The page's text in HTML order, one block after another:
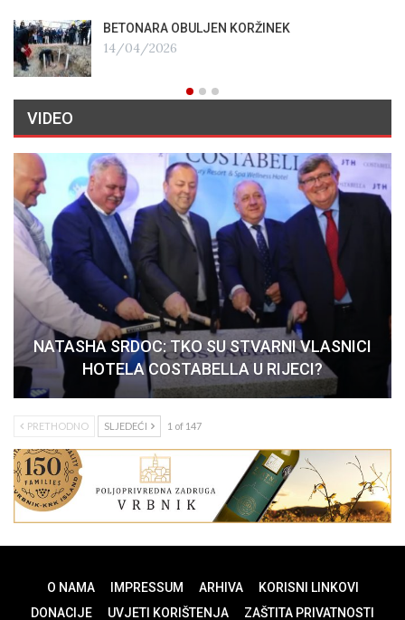
BETONARA OBULJEN KORŽINEK
14/04/2026
VIDEO
NATASHA SRDOC: TKO SU STVARNI VLASNICI
HOTELA COSTABELLA U RIJECI?
PRETHODNO SLJEDEĆI 1 of 147
O NAMA IMPRESSUM ARHIVA
KORISNI LINKOVI
DONACIJE
UVJETI KORIŠTENJA ZAŠTITA PRIVATNOSTI